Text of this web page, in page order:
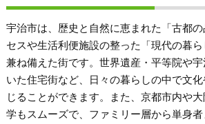
宇治市は、歴史と自然に恵まれた「古都
セスや生活利便施設の整った「現代の暮
兼ね備えた街です。世界遺産・平等院や
いた住宅街など、日々の暮らしの中で文
じることができます。また、京都市内や
学もスムーズで、ファミリー層から単身